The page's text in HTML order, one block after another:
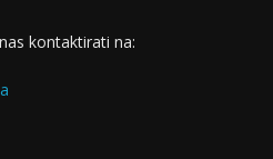
kontaktirati na: